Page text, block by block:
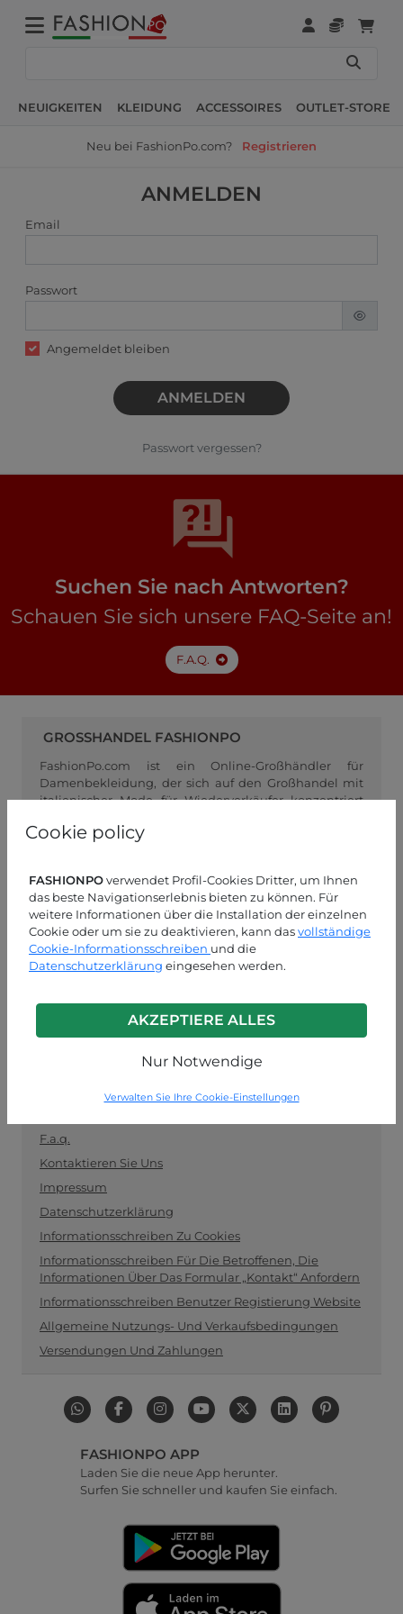
Cookie policy
FASHIONPOverwendet Profil-Cookies Dritter, um Ihnen
das beste Navigationserlebnis bieten zu können. Für
weitere Informationen über die Installation der einzelnen
Cookie oder um sie zu deaktivieren, kann dasvollständige
Cookie-Informationsschreiben und die
Datenschutzerklärung eingesehen werden.
AKZEPTIERE ALLES
Nur Notwendige
Verwalten Sie Ihre Cookie-Einstellungen
NEUIGKEITEN KLEIDUNG ACCESSOIRES OUTLET-STORE
Neu bei FashionPo.com? Registrieren
ANMELDEN
Email
Passwort
Angemeldet bleiben
ANMELDEN
Passwort vergessen?
Suchen Sie nach Antworten?
Schauen Sie sich unsere FAQ-Seite an!
F.A.Q.
GROSSHANDEL FASHIONPO
FashionPo.com ist ein Online-Großhändler für
Damenbekleidung, der sich auf den Großhandel mit
italienischer Mode für Wiederverkäufer konzentriert
Herstellern fungiert. Bleiben Sie auf dem Laufenden
KUNDENDIENST
MON-FRE 09:00-13:00 / 14:00-18:00
info@fashionpo.de
INFO LINK
F.a.q.
Kontaktieren Sie Uns
Impressum
Datenschutzerklärung
Informationsschreiben Zu Cookies
Informationsschreiben Für Die Betroffenen, Die
Informationen Über Das Formular „Kontakt“ Anfordern
Informationsschreiben Benutzer Registierung Website
Allgemeine Nutzungs- Und Verkaufsbedingungen
Versendungen Und Zahlungen
FASHIONPO APP
Laden Sie die neue App herunter.
Surfen Sie schneller und kaufen Sie einfach.